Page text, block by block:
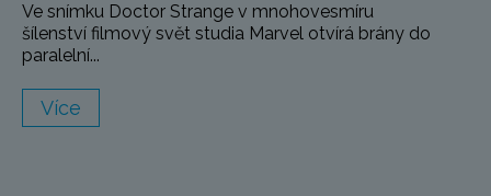
Ve snímku Doctor Strange v mnohovesmíru
šílenství filmový svět studia Marvel otvírá brány do
paralelní...
Více